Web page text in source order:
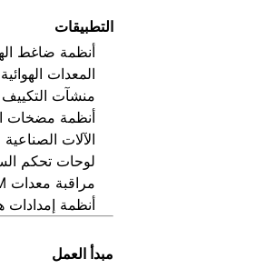
التطبيقات
أنظمة ضاغط
المعدات الهوائية
منشآت التكييف
أنظمة مضخات
الآلات الصناعية
لوحات تحكم
مراقبة معدات OEM
أنظمة إمدادات
مبدأ العمل